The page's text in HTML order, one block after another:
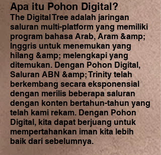
Apa itu Pohon Digital?
The Digital Tree adalah jaringan
saluran multi-platform yang memiliki
program bahasa Arab, Aram &amp;
Inggris untuk menemukan yang
hilang &amp; melengkapi yang
ditemukan. Dengan Pohon Digital,
Saluran ABN &amp; Trinity telah
berkembang secara eksponensial
dengan merilis beberapa saluran
dengan konten bertahun-tahun yang
telah kami rekam. Dengan Pohon
Digital, kita dapat berjuang untuk
mempertahankan iman kita lebih
baik dari sebelumnya.